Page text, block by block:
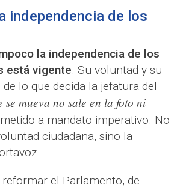
independencia de los
la independencia de los
está vigente. Su voluntad y su
lo que decida la jefatura del
se mueva no sale en la foto ni
a mandato imperativo. No
ciudadana, sino la
el Parlamento, de